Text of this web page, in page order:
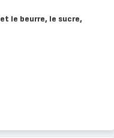
le beurre, le sucre,